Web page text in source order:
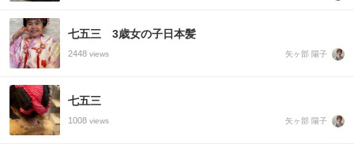
七五三 3歳女の子日本髪
2448 views 矢ヶ部 陽子
七五三
1008 views 矢ヶ部 陽子